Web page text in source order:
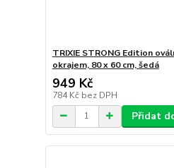
TRIXIE STRONG Edition
okrajem, 80 x 60 cm, šedá
949 Kč
784 Kč bez DPH
Přidat